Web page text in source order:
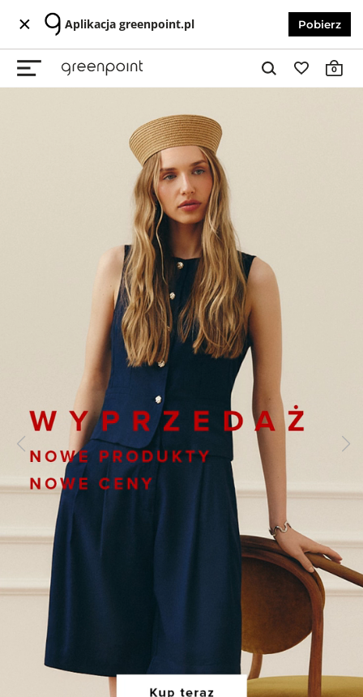
Aplikacja greenpoint.pl Pobierz
0